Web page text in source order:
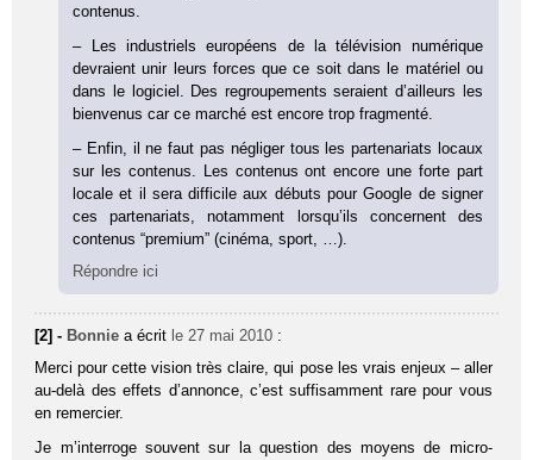
contenus.
– Les industriels européens de la télévision numérique
devraient unir leurs forces que ce soit dans le matériel ou
dans le logiciel. Des regroupements seraient d’ailleurs les
bienvenus car ce marché est encore trop fragmenté.
– Enfin, il ne faut pas négliger tous les partenariats locaux
sur les contenus. Les contenus ont encore une forte part
locale et il sera difficile aux débuts pour Google de signer
ces partenariats, notamment lorsqu’ils concernent des
contenus “premium” (cinéma, sport, …).
Répondre ici
[2] - Bonnie a écrit le 27 mai 2010 :
Merci pour cette vision très claire, qui pose les vrais enjeux – aller
au-delà des effets d’annonce, c’est suffisamment rare pour vous
en remercier.
Je m’interroge souvent sur la question des moyens de micro-